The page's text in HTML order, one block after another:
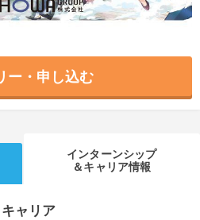
不明点があればこちら
ー・申し込む
インターンシップ
＆キャリア情報
ャリア